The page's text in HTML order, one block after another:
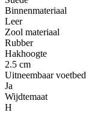
Binnenmateriaal
Leer
Zool materiaal
Rubber
Hakhoogte
2.5 cm
Uitneembaar voetbed
Ja
Wijdtemaat
H